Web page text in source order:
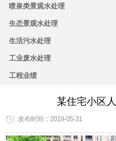
喷泉类景观水处理
生态景观水处理
生活污水处理
工业废水处理
工程业绩
某住宅小区
发布时间：2019-05-31